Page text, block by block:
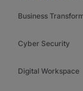
Business
Cyber Security
Digital Workspace